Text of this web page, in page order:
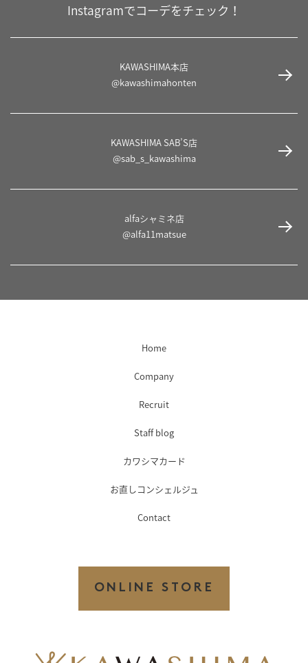
Instagramでコーデをチェック！
KAWASHIMA本店
@kawashimahonten
KAWASHIMA SAB’S店
@sab_s_kawashima
alfaシャミネ店
@alfa11matsue
Home
Company
Recruit
Staff blog
カワシマカード
お直しコンシェルジュ
Contact
ONLINE STORE